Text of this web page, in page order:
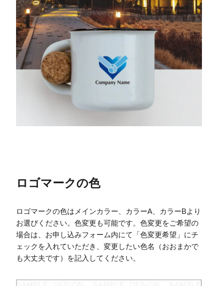
ロゴマークの色
ロゴマークの色はメインカラー、カラーA、カラーBより
お選びください。色変更も可能です。色変更をご希望の
場合は、お申し込みフォーム内にて「色変更希望」にチ
ェックを入れていただき、変更したい色名（おおまかで
も大丈夫です）を記入してください。